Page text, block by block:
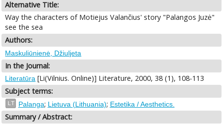
Alternative Title:
Way the characters of Motiejus Valančius' story "Palangos Juzė"
see the sea
Authors:
Maskuliūnienė, Džiuljeta
In the Journal:
Literatūra [Li(Vilnius. Online)] Literature, 2000, 38 (1), 108-113
Subject terms:
LT Palanga; Lietuva (Lithuania); Estetika / Aesthetics.
Summary / Abstract: